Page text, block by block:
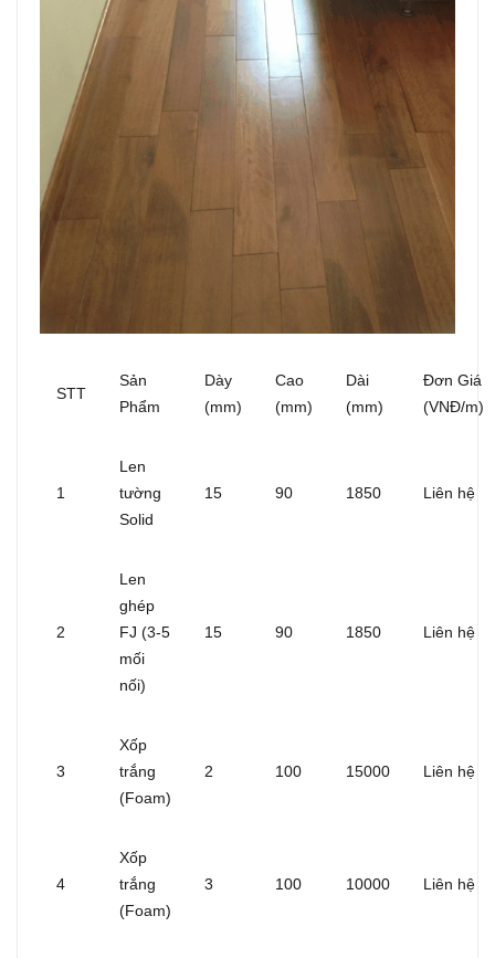
STT
Sản
Phẩm
Dày
(mm)
Cao
(mm)
Dài
(mm)
Đơn Giá
(VNĐ/m)
1
Len
tường
Solid
15 90 1850 Liên hệ
2
Len
ghép
FJ (3-5
mối
nối)
15 90 1850 Liên hệ
3
Xốp
trắng
(Foam)
2 100 15000 Liên hệ
4
Xốp
trắng
(Foam)
3 100 10000 Liên hệ